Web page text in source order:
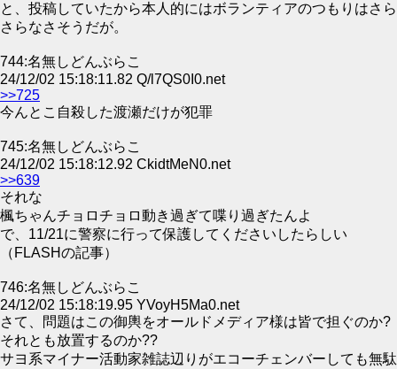
と、投稿していたから本人的にはボランティアのつもりはさら
さらなさそうだが。
744:名無しどんぶらこ
24/12/02 15:18:11.82 Q/l7QS0I0.net
>>725
今んとこ自殺した渡瀬だけが犯罪
745:名無しどんぶらこ
24/12/02 15:18:12.92 CkidtMeN0.net
>>639
それな
楓ちゃんチョロチョロ動き過ぎて喋り過ぎたんよ
で、11/21に警察に行って保護してくださいしたらしい
（FLASHの記事）
746:名無しどんぶらこ
24/12/02 15:18:19.95 YVoyH5Ma0.net
さて、問題はこの御輿をオールドメディア様は皆で担ぐのか?
それとも放置するのか??
サヨ系マイナー活動家雑誌辺りがエコーチェンバーしても無駄